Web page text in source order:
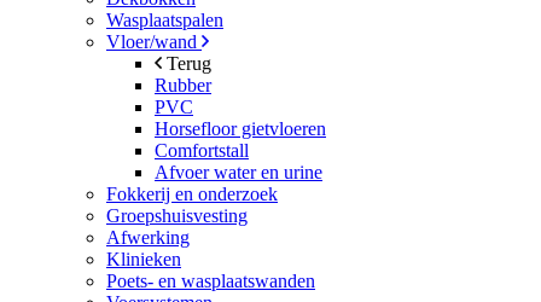
Wasplaatspalen
Vloer/wand
Terug
Rubber
PVC
Horsefloor gietvloeren
Comfortstall
Afvoer water en urine
Fokkerij en onderzoek
Groepshuisvesting
Afwerking
Klinieken
Poets- en wasplaatswanden